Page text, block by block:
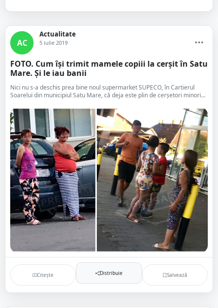
AC
Actualitate
5 iulie 2019
FOTO. Cum își trimit mamele copiii la cerșit în Satu
Mare. Și le iau banii
Nici nu s-a deschis prea bine noul supermarket SUPECO, în Cartierul
Soarelui din municipiul Satu Mare, că deja este plin de cerșetori minori...
Citește Distribuie Salvează